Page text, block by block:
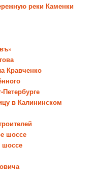
реки Каменки
Кравченко
в Калининском
шоссе
шоссе